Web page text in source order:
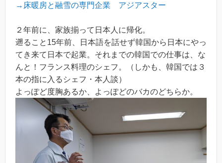
→床暖房と融雪の専門企業 アジアスター
２年前に、家族揃って日本人に帰化。
遡ること15年前、日本語を話せず韓国から日本にやっ
てき来て日本で起業。それまでの韓国での仕事は、な
んと！フランス料理のシェフ。（しかも、韓国では３
本の指に入るシェフ・本人談）
よっぽど度胸あるか、よっぽどのバカのどちらか。